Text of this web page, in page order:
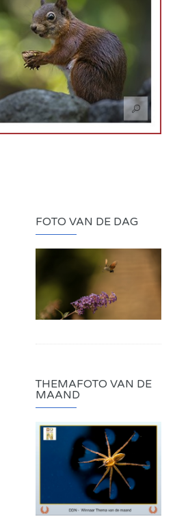
FOTO VAN DE DAG
THEMAFOTO VAN DE
MAAND